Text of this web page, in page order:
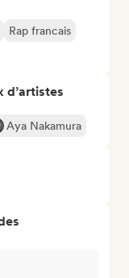
Rap francais
d’artistes
Aya Nakamura